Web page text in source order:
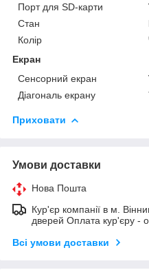
Порт для SD-карти
Стан
Колір
Екран
Сенсорний екран
Діагональ екрану
Приховати
Умови доставки
Нова Пошта
Кур'єр компанії в м.
дверей Оплата кур'єру -
Всі умови доставки